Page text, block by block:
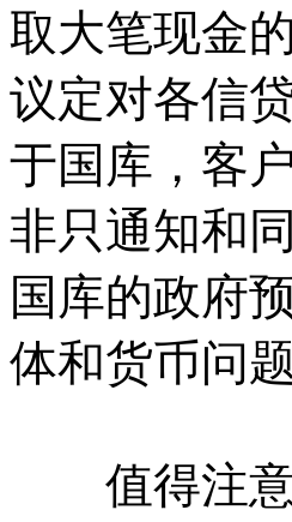
取大笔现金
议定对各信
于国库，客
非只通知和
国库的政府
体和货币问
值得注意